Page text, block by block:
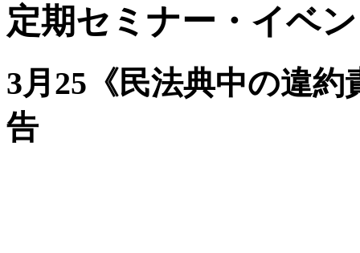
定期セミナー・イベ
3月25《民法典中の違
告